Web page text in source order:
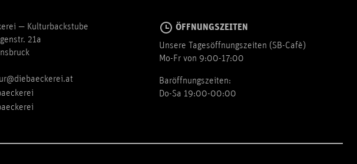
— Kulturbackstube
21a
ÖFFNUNGSZEITEN
Unsere Tagesöffnungszeiten (SB-Cafè)
Mo-Fr von 9:00-17:00
Baröffnungszeiten:
Do-Sa 19:00-00:00